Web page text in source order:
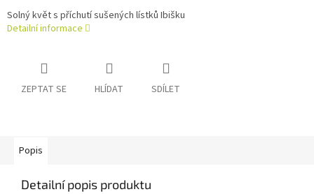
Solný květ s příchutí sušených lístků Ibišku
Detailní informace
ZEPTAT SE HLÍDAT SDÍLET
Popis
Detailní popis produktu